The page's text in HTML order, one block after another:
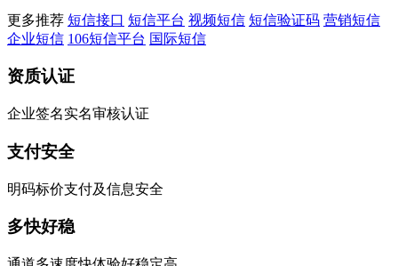
更多推荐 短信接口 短信平台 视频短信 短信验证码 营销短信
企业短信 106短信平台 国际短信
资质认证
企业签名实名审核认证
支付安全
明码标价支付及信息安全
多快好稳